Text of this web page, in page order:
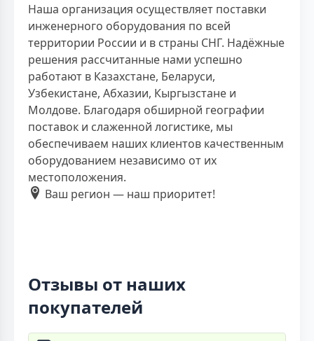
Наша организация осуществляет поставки
инженерного оборудования по всей
территории России и в страны СНГ. Надёжные
решения рассчитанные нами успешно
работают в Казахстане, Беларуси,
Узбекистане, Абхазии, Кыргызстане и
Молдове. Благодаря обширной географии
поставок и слаженной логистике, мы
обеспечиваем наших клиентов качественным
оборудованием независимо от их
местоположения.
Ваш регион — наш приоритет!
Отзывы от наших
покупателей